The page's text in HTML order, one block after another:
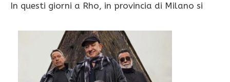
In questi giorni a Rho, in provincia di Milano si